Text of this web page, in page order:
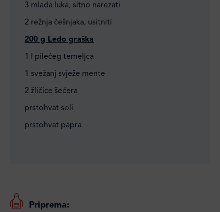
3 mlada luka, sitno narezati
2 režnja češnjaka, usitniti
200 g Ledo graška
1 l pilećeg temeljca
1 svežanj svježe mente
2 žličice šećera
prstohvat soli
prstohvat papra
Priprema: